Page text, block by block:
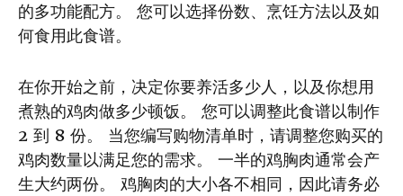
的多功能配方。 您可以选择份数、烹饪方法以及如
何食用此食谱。
在你开始之前，决定你要养活多少人，以及你想用
煮熟的鸡肉做多少顿饭。 您可以调整此食谱以制作
2 到 8 份。 当您编写购物清单时，请调整您购买的
鸡肉数量以满足您的需求。 一半的鸡胸肉通常会产
生大约两份。 鸡胸肉的大小各不相同，因此请务必